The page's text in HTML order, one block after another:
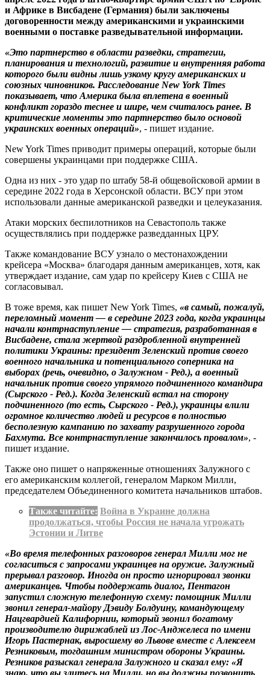
и Африке в Висбадене (Германия) были заключены
договоренности между американскими и украинскими
военными о поставке разведывательной информации.
«Это партнерство в области разведки, стратегии,
планирования и технологий, развитие и внутренняя работа
которого были видны лишь узкому кругу американских и
союзных чиновников. Расследование New York Times
показывает, что Америка была вплетена в военный
конфликт гораздо теснее и шире, чем считалось ранее. В
критические моменты это партнерство было основой
украинских военных операций», - пишет издание.
New York Times приводит примеры операций, которые были
совершены украинцами при поддержке США.
Одна из них - это удар по штабу 58-й общевойсковой армии в
середине 2022 года в Херсонской области. ВСУ при этом
использовали данные американской разведки и целеуказания.
Атаки морских беспилотников на Севастополь также
осуществлялись при поддержке разведданных ЦРУ.
Также командование ВСУ узнало о местонахождении
крейсера «Москва» благодаря данным американцев, хотя, как
утверждает издание, сам удар по крейсеру Киев с США не
согласовывал.
В тоже время, как пишет New York Times, «в самый, пожалуй,
переломный момент — в середине 2023 года, когда украинцы
начали контрнаступление — стратегия, разработанная в
Висбадене, стала жертвой раздробленной внутренней
политики Украины: президент Зеленский против своего
военного начальника и потенциального соперника на
выборах (речь, очевидно, о Залужном - Ред.), а военный
начальник против своего упрямого подчиненного командира
(Сырского - Ред.). Когда Зеленский встал на сторону
подчиненного (то есть, Сырского - Ред.), украинцы влили
огромное количество людей и ресурсов в полностью
бесполезную кампанию по захвату разрушенного города
Бахмута. Все контрнаступление закончилось провалом», -
пишет издание.
Также оно пишет о напряженные отношениях Залужного с
его американским коллегой, генералом Марком Милли,
председателем Объединенного комитета начальников штабов.
Также читайте: Война в Украине должна
продолжаться, чтобы Россия не начала угрожать
Эстонии и Литве
«Во время телефонных разговоров генерал Милли мог не
согласиться с запросами украинцев на оружие. Залужный
прерывал разговор. Иногда он просто игнорировал звонки
американцев. Чтобы поддержать диалог, Пентагон
запустил сложную телефонную схему: помощник Милли
звонил генерал-майору Дэвиду Болдуину, командующему
Нацгвардией Калифорнии, который звонил богатому
производителю дирижаблей из Лос-Анджелеса по имени
Игорь Пастернак, выросшему во Львове вместе с Алексеем
Резниковым, тогдашним министром обороны Украины.
Резников разыскал генерала Залужного и сказал ему: «Я
знаю, что вы злитесь на Милли, но вы должны позвонить